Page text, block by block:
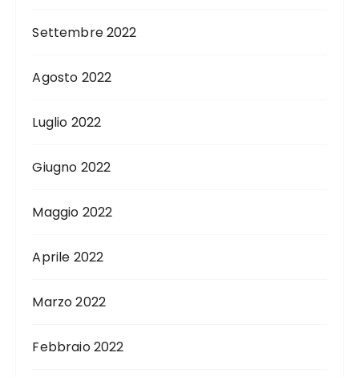
Settembre 2022
Agosto 2022
Luglio 2022
Giugno 2022
Maggio 2022
Aprile 2022
Marzo 2022
Febbraio 2022